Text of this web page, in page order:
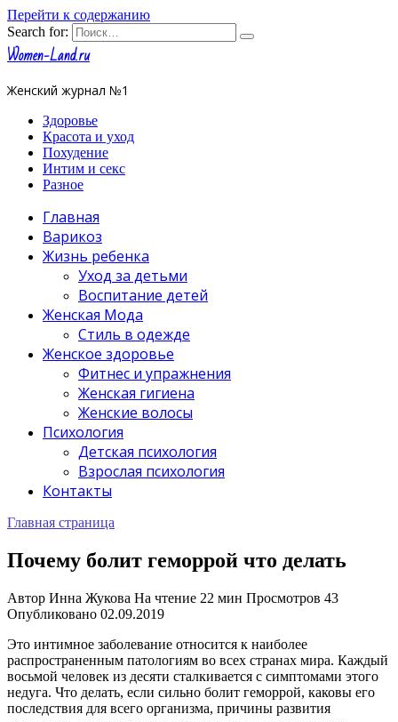
Перейти к содержанию
Search for:
Women-Land.ru
Женский журнал №1
Здоровье
Красота и уход
Похудение
Интим и секс
Разное
Главная
Варикоз
Жизнь ребенка
Уход за детьми
Воспитание детей
Женская Мода
Стиль в одежде
Женское здоровье
Фитнес и упражнения
Женская гигиена
Женские волосы
Психология
Детская психология
Взрослая психология
Контакты
Главная страница
Почему болит геморрой что делать
Автор Инна Жукова На чтение 22 мин Просмотров 43
Опубликовано 02.09.2019
Это интимное заболевание относится к наиболее
распространенным патологиям во всех странах мира. Каждый
восьмой человек из десяти сталкивается с симптомами этого
недуга. Что делать, если сильно болит геморрой, каковы его
последствия для всего организма, причины развития